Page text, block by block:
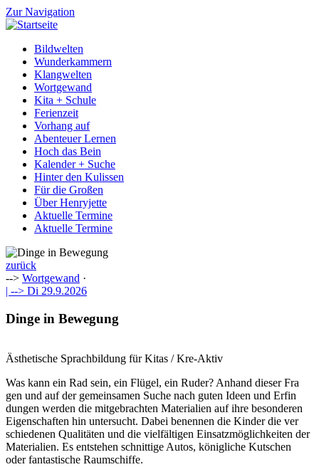
Zur Navigation
Bildwelten
Wunderkammern
Klangwelten
Wortgewand
Kita + Schule
Ferienzeit
Vorhang auf
Abenteuer Lernen
Hoch das Bein
Kalender + Suche
Hinter den Kulissen
Für die Großen
Über Henryjette
Aktuelle Termine
Aktuelle Termine
zurück
--> Wortgewand ·
| --> Di 29.9.2026
Dinge in Bewegung
Ästhetische Sprachbildung für Kitas / Kre-Aktiv
Was kann ein Rad sein, ein Flügel, ein Ruder? Anhand dieser Fra
gen und auf der gemeinsamen Suche nach guten Ideen und Erfin
dungen werden die mitgebrachten Materialien auf ihre besonderen
Eigenschaften hin untersucht. Dabei benennen die Kinder die ver
schiedenen Qualitäten und die vielfältigen Einsatzmöglichkeiten der
Materialien. Es entstehen schnittige Autos, königliche Kutschen
oder fantastische Raumschiffe.